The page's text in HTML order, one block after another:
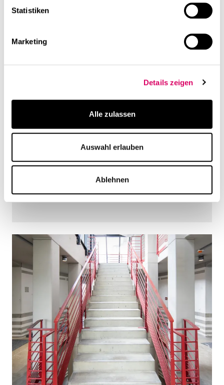
Statistiken
Marketing
Details zeigen
Alle zulassen
Auswahl erlauben
Ablehnen